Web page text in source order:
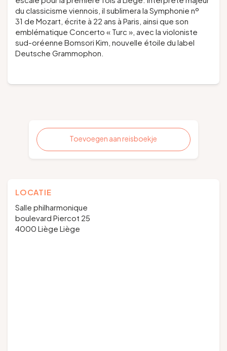
du classicisme viennois, il sublimera la Symphonie nº
31 de Mozart, écrite à 22 ans à Paris, ainsi que son
emblématique Concerto « Turc », avec la violoniste
sud-oréenne Bomsori Kim, nouvelle étoile du label
Deutsche Grammophon.
Toevoegen aan reisboekje
LOCATIE
Salle philharmonique
boulevard Piercot 25
4000 Liège Liège